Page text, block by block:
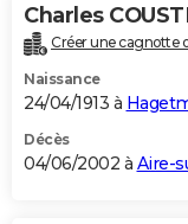
Charles
Créer une cagnotte
Naissance
24/04/1913 à
Décès
04/06/2002 à Aire-